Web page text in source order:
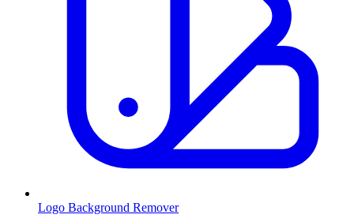
Logo Background Remover